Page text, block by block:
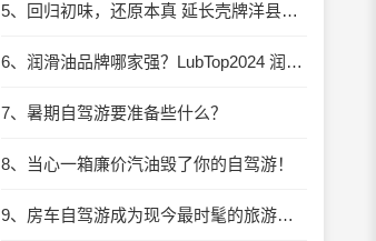
5、回归初味，还原本真 延长壳牌洋县踏春自驾游
6、润滑油品牌哪家强？LubTop2024 润滑油总评榜荣耀张榜
7、暑期自驾游要准备些什么？
8、当心一箱廉价汽油毁了你的自驾游！
9、房车自驾游成为现今最时髦的旅游方式